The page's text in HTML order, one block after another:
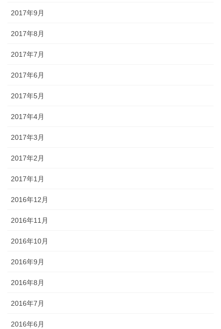
2017年9月
2017年8月
2017年7月
2017年6月
2017年5月
2017年4月
2017年3月
2017年2月
2017年1月
2016年12月
2016年11月
2016年10月
2016年9月
2016年8月
2016年7月
2016年6月